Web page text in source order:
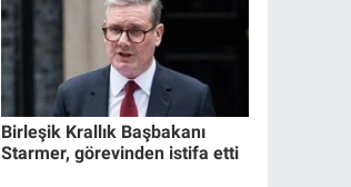
Birleşik Krallık Başbakanı
Starmer, görevinden istifa etti